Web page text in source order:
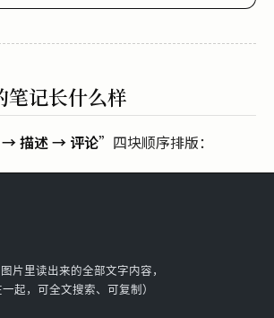
笔记长什么样
描述 → 评论”四块顺序排版：
片里读出来的全部文字内容，
起，可全文搜索、可复制）